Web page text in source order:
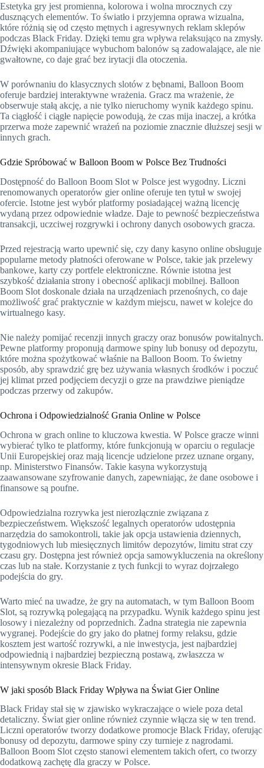
Estetyka gry jest promienna, kolorowa i wolna mrocznych czy
dusznących elementów. To światło i przyjemna oprawa wizualna,
które różnią się od często mętnych i agresywnych reklam sklepów
podczas Black Friday. Dzięki temu gra wpływa relaksująco na zmysły.
Dźwięki akompaniujące wybuchom balonów są zadowalające, ale nie
gwałtowne, co daje grać bez irytacji dla otoczenia.
W porównaniu do klasycznych slotów z bębnami, Balloon Boom
oferuje bardziej interaktywne wrażenia. Gracz ma wrażenie, że
obserwuje stałą akcję, a nie tylko nieruchomy wynik każdego spinu.
Ta ciągłość i ciągłe napięcie powodują, że czas mija inaczej, a krótka
przerwa może zapewnić wrażeń na poziomie znacznie dłuższej sesji w
innych grach.
Gdzie Spróbować w Balloon Boom w Polsce Bez Trudności
Dostępność do Balloon Boom Slot w Polsce jest wygodny. Liczni
renomowanych operatorów gier online oferuje ten tytuł w swojej
ofercie. Istotne jest wybór platformy posiadającej ważną licencję
wydaną przez odpowiednie władze. Daje to pewność bezpieczeństwa
transakcji, uczciwej rozgrywki i ochrony danych osobowych gracza.
Przed rejestracją warto upewnić się, czy dany kasyno online obsługuje
popularne metody płatności oferowane w Polsce, takie jak przelewy
bankowe, karty czy portfele elektroniczne. Równie istotna jest
szybkość działania strony i obecność aplikacji mobilnej. Balloon
Boom Slot doskonale działa na urządzeniach przenośnych, co daje
możliwość grać praktycznie w każdym miejscu, nawet w kolejce do
wirtualnego kasy.
Nie należy pomijać recenzji innych graczy oraz bonusów powitalnych.
Pewne platformy proponują darmowe spiny lub bonusy od depozytu,
które można spożytkować właśnie na Balloon Boom. To świetny
sposób, aby sprawdzić grę bez używania własnych środków i poczuć
jej klimat przed podjęciem decyzji o grze na prawdziwe pieniądze
podczas przerwy od zakupów.
Ochrona i Odpowiedzialność Grania Online w Polsce
Ochrona w grach online to kluczowa kwestia. W Polsce gracze winni
wybierać tylko te platformy, które funkcjonują w oparciu o regulacje
Unii Europejskiej oraz mają licencje udzielone przez uznane organy,
np. Ministerstwo Finansów. Takie kasyna wykorzystują
zaawansowane szyfrowanie danych, zapewniając, że dane osobowe i
finansowe są poufne.
Odpowiedzialna rozrywka jest nierozłącznie związana z
bezpieczeństwem. Większość legalnych operatorów udostępnia
narzędzia do samokontroli, takie jak opcja ustawienia dziennych,
tygodniowych lub miesięcznych limitów depozytów, limitu strat czy
czasu gry. Dostępna jest również opcja samowykluczenia na określony
czas lub na stałe. Korzystanie z tych funkcji to wyraz dojrzałego
podejścia do gry.
Warto mieć na uwadze, że gry na automatach, w tym Balloon Boom
Slot, są rozrywką polegającą na przypadku. Wynik każdego spinu jest
losowy i niezależny od poprzednich. Żadna strategia nie zapewnia
wygranej. Podejście do gry jako do płatnej formy relaksu, gdzie
kosztem jest wartość rozrywki, a nie inwestycja, jest najbardziej
odpowiednią i najbardziej bezpieczną postawą, zwłaszcza w
intensywnym okresie Black Friday.
W jaki sposób Black Friday Wpływa na Świat Gier Online
Black Friday stał się w zjawisko wykraczające o wiele poza detal
detaliczny. Świat gier online również czynnie włącza się w ten trend.
Liczni operatorów tworzy dodatkowe promocje Black Friday, oferując
bonusy od depozytu, darmowe spiny czy turnieje z nagrodami.
Balloon Boom Slot często stanowi elementem takich ofert, co tworzy
dodatkową zachętę dla graczy w Polsce.